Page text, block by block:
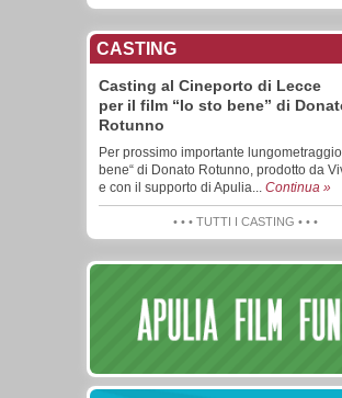
CASTING
Casting al Cineporto di Lecce
per il film “Io sto bene” di
Rotunno
Per prossimo importante lungometraggio
bene“ di Donato Rotunno, prodotto da
e con il supporto di Apulia... Continua »
• • • TUTTI I CASTING • • •